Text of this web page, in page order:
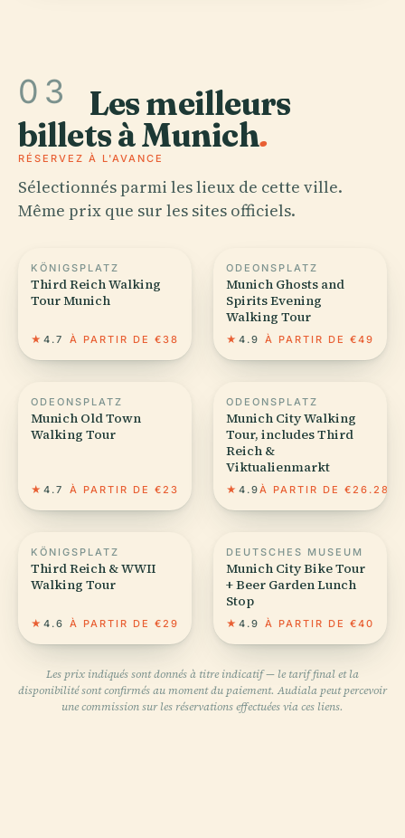
03 Les meilleurs
billets à Munich.
RÉSERVEZ À L'AVANCE
Sélectionnés parmi les lieux de cette ville.
Même prix que sur les sites officiels.
KÖNIGSPLATZ
Third Reich Walking
Tour Munich
★ 4.7 À PARTIR DE €38
ODEONSPLATZ
Munich Ghosts and
Spirits Evening
Walking Tour
★ 4.9 À PARTIR DE €49
ODEONSPLATZ
Munich Old Town
Walking Tour
★ 4.7 À PARTIR DE €23
ODEONSPLATZ
Munich City Walking
Tour, includes Third
Reich &
Viktualienmarkt
★ 4.9À PARTIR DE €26.28
KÖNIGSPLATZ
Third Reich & WWII
Walking Tour
★ 4.6 À PARTIR DE €29
DEUTSCHES MUSEUM
Munich City Bike Tour
+ Beer Garden Lunch
Stop
★ 4.9 À PARTIR DE €40
Les prix indiqués sont donnés à titre indicatif — le tarif final et la
disponibilité sont confirmés au moment du paiement. Audiala peut percevoir
une commission sur les réservations effectuées via ces liens.